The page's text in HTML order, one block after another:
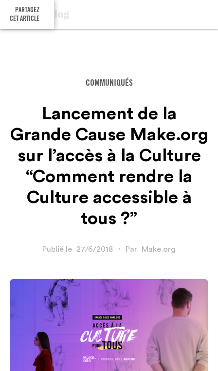
PARTAGEZ
CET ARTICLE
COMMUNIQUÉS
Lancement de la
Grande Cause Make.org
sur l’accès à la Culture
“Comment rendre la
Culture accessible à
tous ?”
Publié le 27/6/2018 ・ Par Make.org